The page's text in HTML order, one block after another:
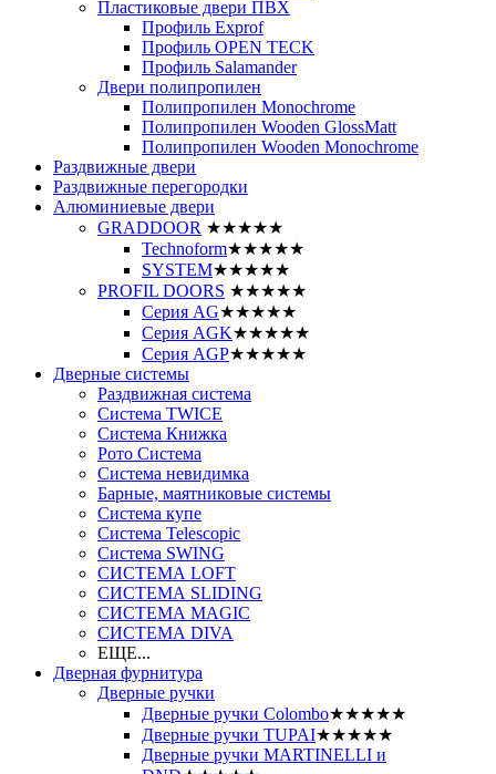
Пластиковые двери ПВХ
Профиль Exprof
Профиль OPEN TECK
Профиль Salamander
Двери полипропилен
Полипропилен Monochrome
Полипропилен Wooden GlossMatt
Полипропилен Wooden Monochrome
Раздвижные двери
Раздвижные перегородки
Алюминиевые двери
GRADDOOR ★★★★★
Technoform★★★★★
SYSTEM★★★★★
PROFIL DOORS ★★★★★
Серия AG★★★★★
Серия AGK★★★★★
Серия AGP★★★★★
Дверные системы
Раздвижная система
Система TWICE
Система Книжка
Рото Система
Система невидимка
Барные, маятниковые системы
Система купе
Система Telescopic
Система SWING
СИСТЕМА LOFT
СИСТЕМА SLIDING
СИСТЕМА MAGIC
СИСТЕМА DIVA
ЕЩЕ...
Дверная фурнитура
Дверные ручки
Дверные ручки Colombo★★★★★
Дверные ручки TUPAI★★★★★
Дверные ручки MARTINELLI и